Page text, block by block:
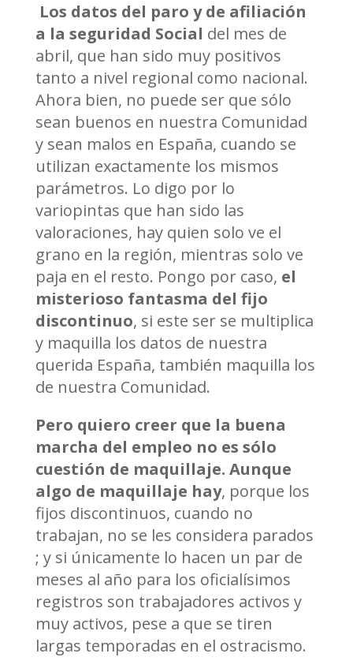
Los datos del paro y de afiliación
a la seguridad Social del mes de
abril, que han sido muy positivos
tanto a nivel regional como nacional.
Ahora bien, no puede ser que sólo
sean buenos en nuestra Comunidad
y sean malos en España, cuando se
utilizan exactamente los mismos
parámetros. Lo digo por lo
variopintas que han sido las
valoraciones, hay quien solo ve el
grano en la región, mientras solo ve
paja en el resto. Pongo por caso, el
misterioso fantasma del fijo
discontinuo, si este ser se multiplica
y maquilla los datos de nuestra
querida España, también maquilla los
de nuestra Comunidad.
Pero quiero creer que la buena
marcha del empleo no es sólo
cuestión de maquillaje. Aunque
algo de maquillaje hay, porque los
fijos discontinuos, cuando no
trabajan, no se les considera parados
; y si únicamente lo hacen un par de
meses al año para los oficialísimos
registros son trabajadores activos y
muy activos, pese a que se tiren
largas temporadas en el ostracismo.